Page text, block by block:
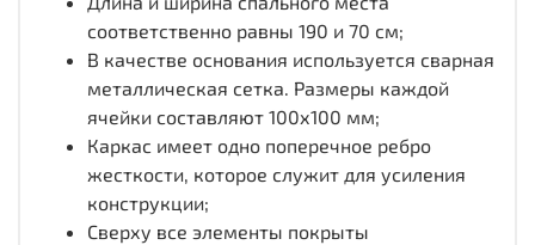
соответственно равны 190 и 70 см;
В качестве основания используется сварная
металлическая сетка. Размеры каждой
ячейки составляют 100х100 мм;
Каркас имеет одно поперечное ребро
жесткости, которое служит для усиления
конструкции;
Сверху все элементы покрыты